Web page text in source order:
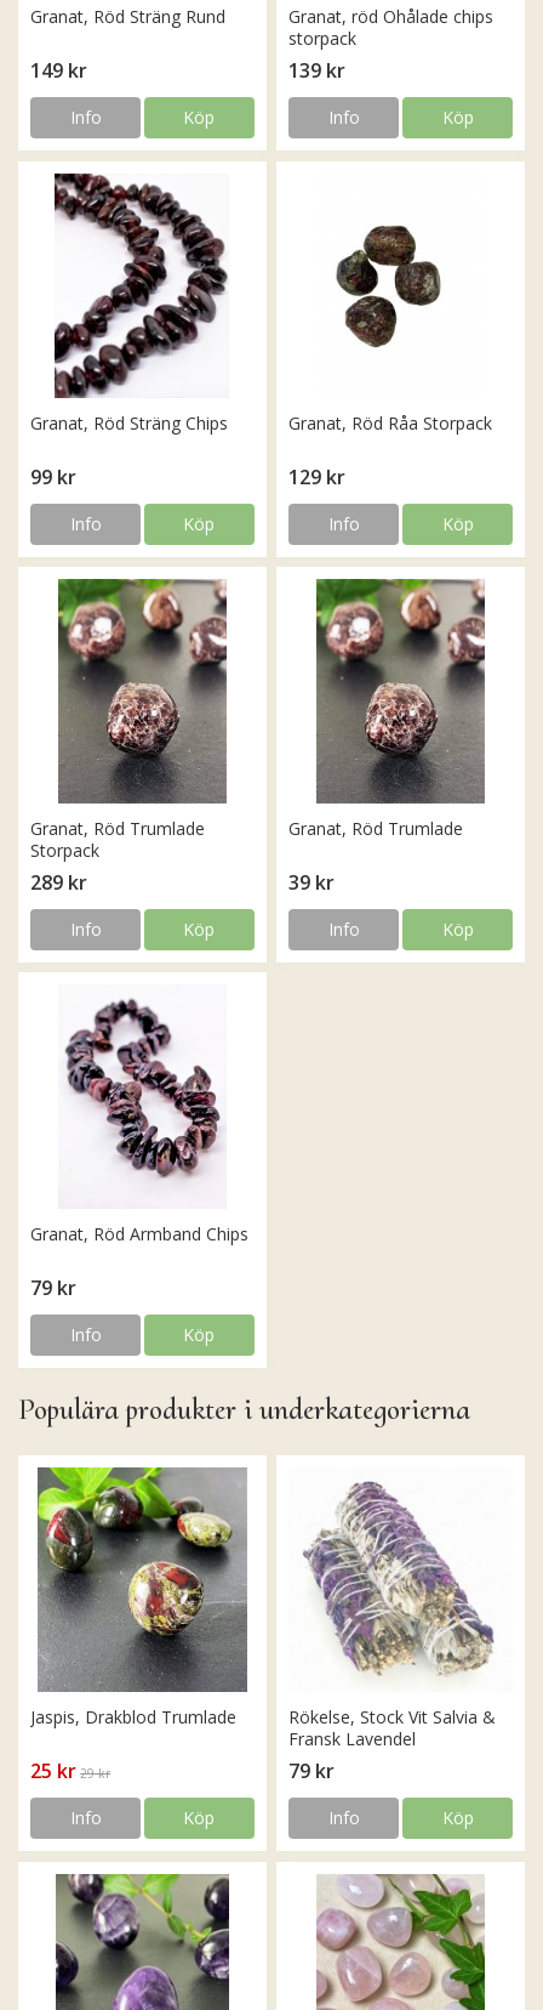
Granat, Röd Sträng Rund
149 kr
Info Köp
Granat, röd Ohålade chips
storpack
139 kr
Info Köp
Granat, Röd Sträng Chips
99 kr
Info Köp
Granat, Röd Råa Storpack
129 kr
Info Köp
Granat, Röd Trumlade
Storpack
289 kr
Info Köp
Granat, Röd Trumlade
39 kr
Info Köp
Granat, Röd Armband Chips
79 kr
Info Köp
Populära produkter i underkategorierna
Jaspis, Drakblod Trumlade
25 kr 29 kr
Info Köp
Rökelse, Stock Vit Salvia &
Fransk Lavendel
79 kr
Info Köp